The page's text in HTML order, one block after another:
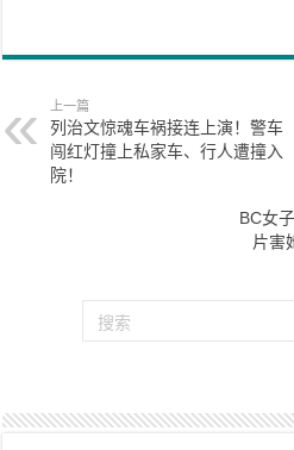
上一篇
列治文惊魂车祸接连上演！警车
闯红灯撞上私家车、行人遭撞入
院！
BC女
片害